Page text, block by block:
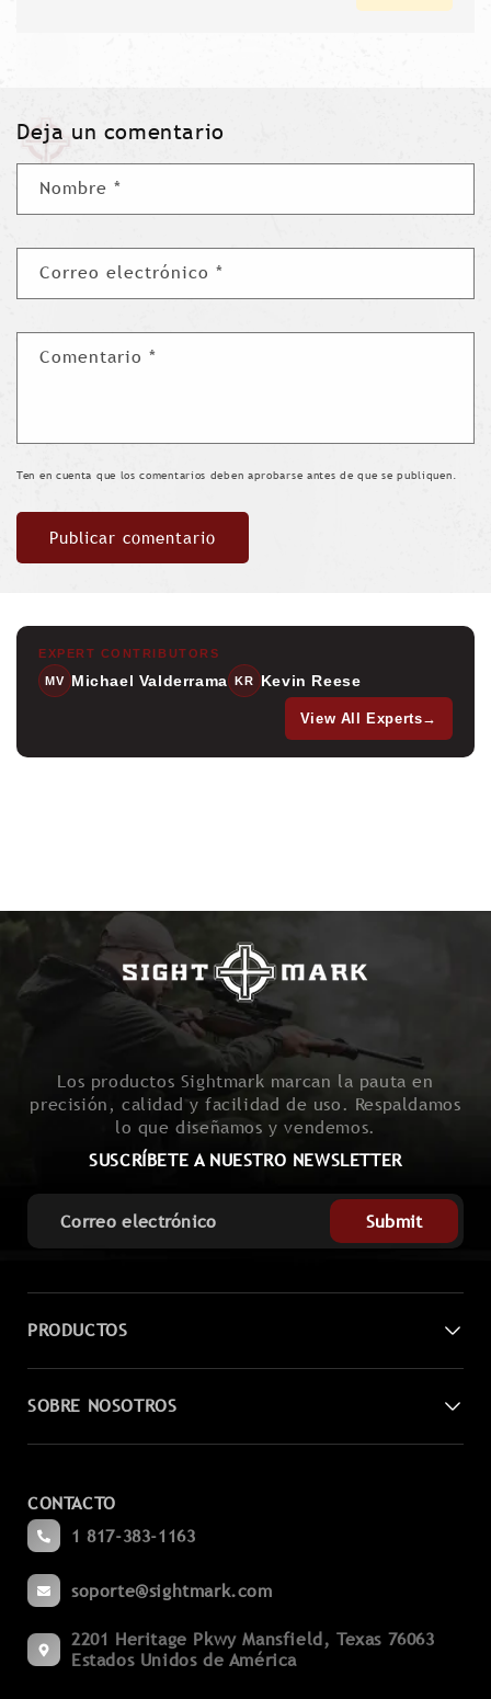
Deja un comentario
Nombre *
Correo electrónico *
Comentario *
Ten en cuenta que los comentarios deben aprobarse antes de que se publiquen.
EXPERT CONTRIBUTORS
MV Michael Valderrama KR Kevin Reese
View All Experts→
Los productos Sightmark marcan la pauta en
precisión, calidad y facilidad de uso. Respaldamos
lo que diseñamos y vendemos.
SUSCRÍBETE A NUESTRO NEWSLETTER
Submit
PRODUCTOS
Punteo
Prismáticos
Linternas
SOBRE NOSOTROS
Conviértete en distribuidor
Blogs
Apoyo
Cumplimiento de las exportaciones
CONTACTO
1 817-383-1163
soporte@sightmark.com
2201 Heritage Pkwy Mansfield, Texas 76063
Estados Unidos de América